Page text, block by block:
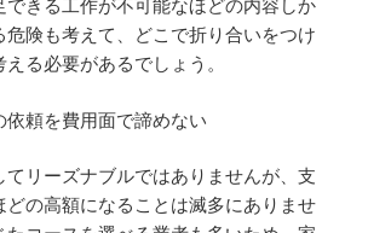
できる工作が不可能なほどの内容しか
危険も考えて、どこで折り合いをつけ
る必要があるでしょう。
依頼を費用面で諦めない
てリーズナブルではありませんが、支
どの高額になることは滅多にありませ